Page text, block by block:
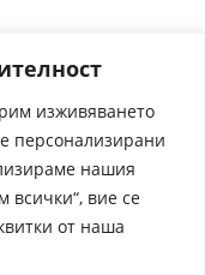
изживяването
персонализирани
нашия
вие се
от наша